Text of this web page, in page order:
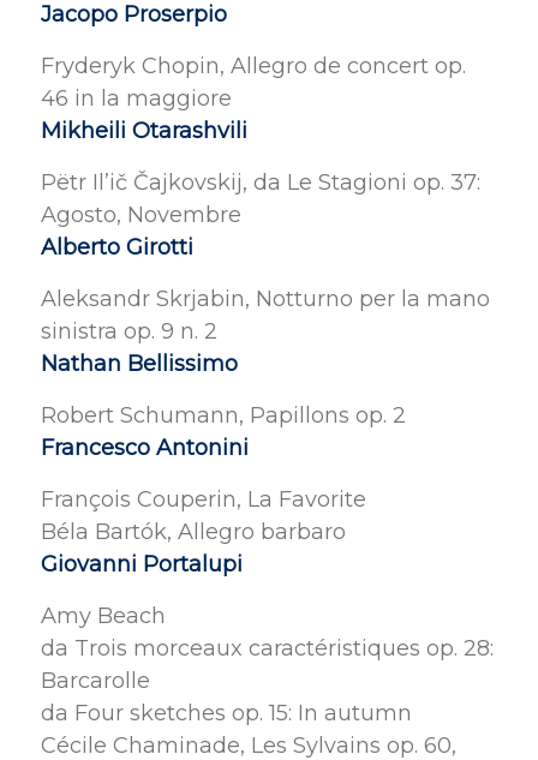
Jacopo Proserpio
Fryderyk Chopin, Allegro de concert op.
46 in la maggiore
Mikheili Otarashvili
Pëtr Il’ič Čajkovskij, da Le Stagioni op. 37:
Agosto, Novembre
Alberto Girotti
Aleksandr Skrjabin, Notturno per la mano
sinistra op. 9 n. 2
Nathan Bellissimo
Robert Schumann, Papillons op. 2
Francesco Antonini
François Couperin, La Favorite
Béla Bartók, Allegro barbaro
Giovanni Portalupi
Amy Beach
da Trois morceaux caractéristiques op. 28:
Barcarolle
da Four sketches op. 15: In autumn
Cécile Chaminade, Les Sylvains op. 60,